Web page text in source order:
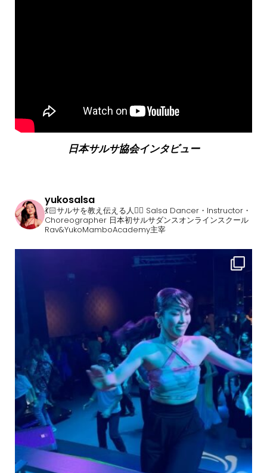
日本サルサ協会インタビュー
yukosalsa
💃🏻サルサを教え伝える人❤️‍🔥 Salsa Dancer・Instructor・
Choreographer 日本初サルサダンスオンラインスクール
Rav&YukoMamboAcademy主宰